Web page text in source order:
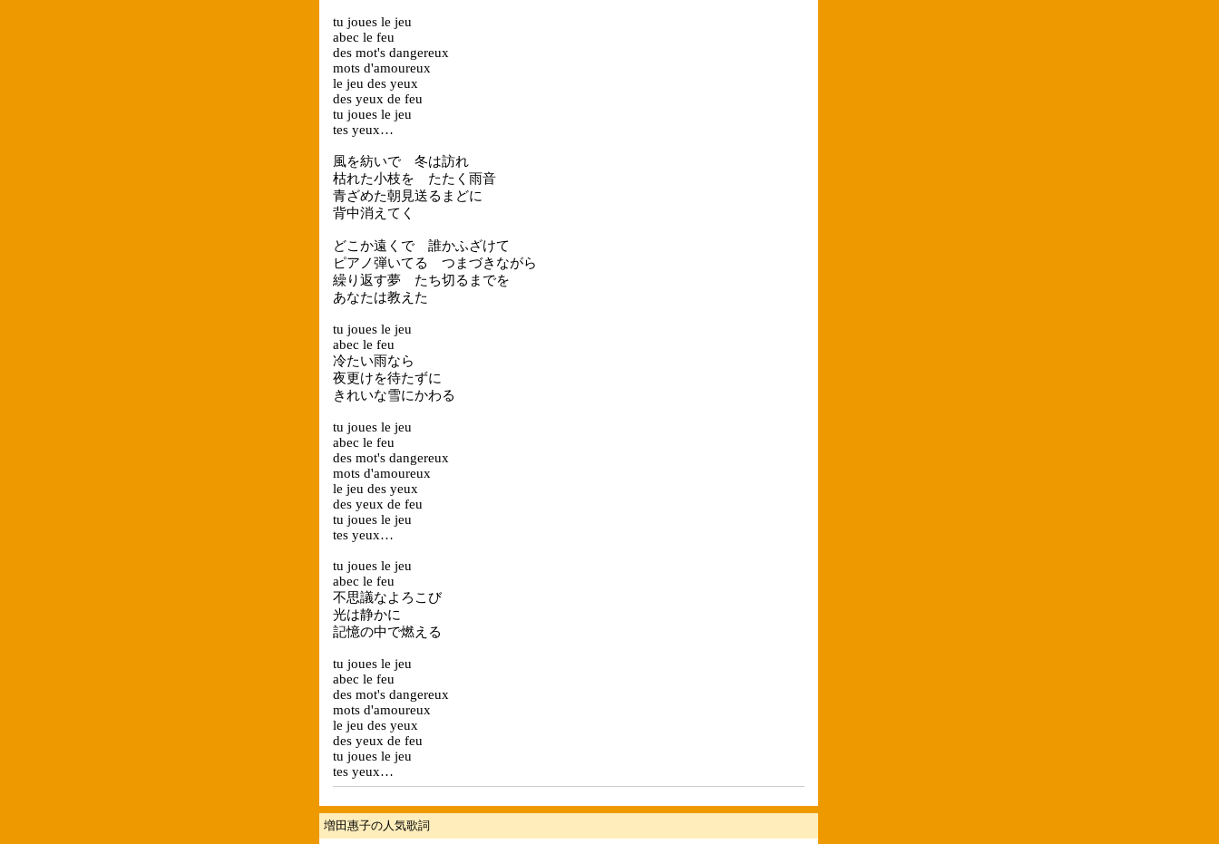
tu joues le jeu
abec le feu
des mot's dangereux
mots d'amoureux
le jeu des yeux
des yeux de feu
tu joues le jeu
tes yeux…
風を紡いで 冬は訪れ
枯れた小枝を たたく雨音
青ざめた朝見送るまどに
背中消えてく
どこか遠くで 誰かふざけて
ピアノ弾いてる つまづきながら
繰り返す夢 たち切るまでを
あなたは教えた
tu joues le jeu
abec le feu
冷たい雨なら
夜更けを待たずに
きれいな雪にかわる
tu joues le jeu
abec le feu
des mot's dangereux
mots d'amoureux
le jeu des yeux
des yeux de feu
tu joues le jeu
tes yeux…
tu joues le jeu
abec le feu
不思議なよろこび
光は静かに
記憶の中で燃える
tu joues le jeu
abec le feu
des mot's dangereux
mots d'amoureux
le jeu des yeux
des yeux de feu
tu joues le jeu
tes yeux…
増田惠子の人気歌詞